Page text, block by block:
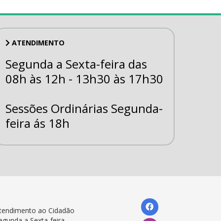
ATENDIMENTO
Segunda a Sexta-feira das
08h às 12h - 13h30 às 17h30
Sessões Ordinárias Segunda-
feira ás 18h
ao Cidadão